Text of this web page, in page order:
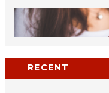
RECENT